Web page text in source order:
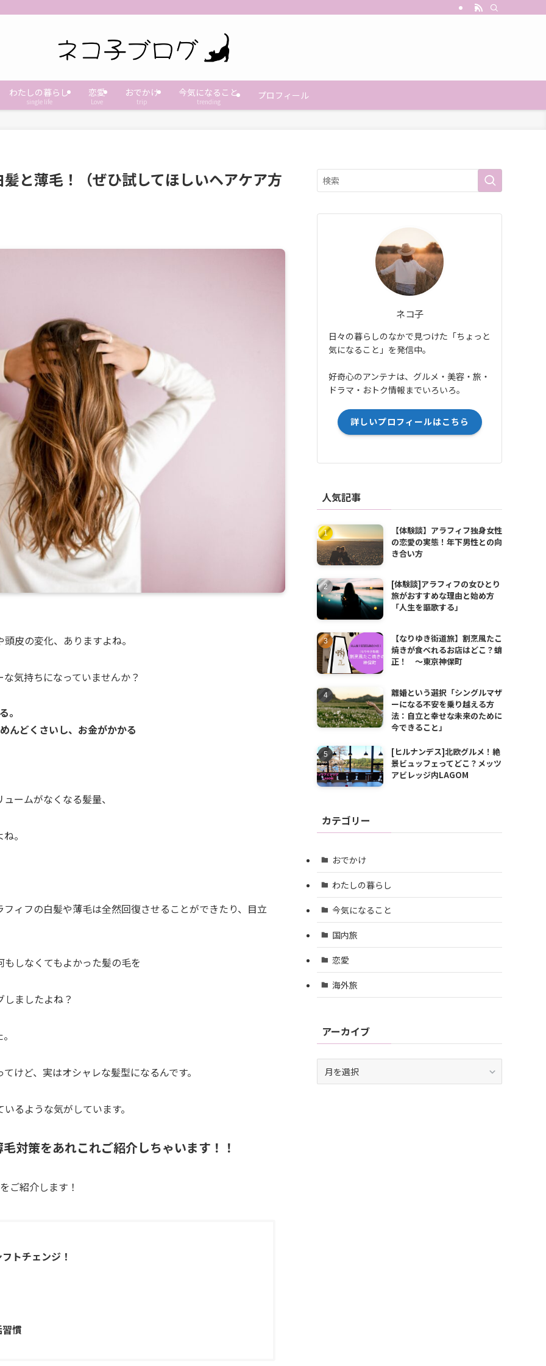
わたしの暮らし
single life
恋愛
Love
おでかけ
trip
今気になること
trending
プロフィール
と薄毛！（ぜひ試してほしいヘアケア方
皮の変化、ありますよね。
気持ちになっていませんか？
。
めんどくさいし、お金がかかる
ームがなくなる髪量、
。
ィフの白髪や薄毛は全然回復させることができたり、目立
しなくてもよかった髪の毛を
ましたよね？
けど、実はオシャレな髪型になるんです。
るような気がしています。
対策をあれこれご紹介しちゃいます！！
ご紹介します！
トチェンジ！
慣
ネコ子
日々の暮らしのなかで見つけた「ちょっと
気になること」を発信中。
好奇心のアンテナは、グルメ・美容・旅・
ドラマ・おトク情報までいろいろ。
詳しいプロフィールはこちら
人気記事
【体験談】アラフィフ独身女性
の恋愛の実態！年下男性との向
き合い方
[体験談]アラフィフの女ひとり
旅がおすすめな理由と始め方
「人生を謳歌する」
【なりゆき街道旅】割烹風たこ
焼きが食べれるお店はどこ？蛸
正！ 〜東京神保町
離婚という選択「シングルマザ
ーになる不安を乗り越える方
法：自立と幸せな未来のために
今できること」
[ヒルナンデス]北欧グルメ！絶
景ビュッフェってどこ？メッツ
アビレッジ内LAGOM
カテゴリー
おでかけ
わたしの暮らし
今気になること
国内旅
恋愛
海外旅
アーカイブ